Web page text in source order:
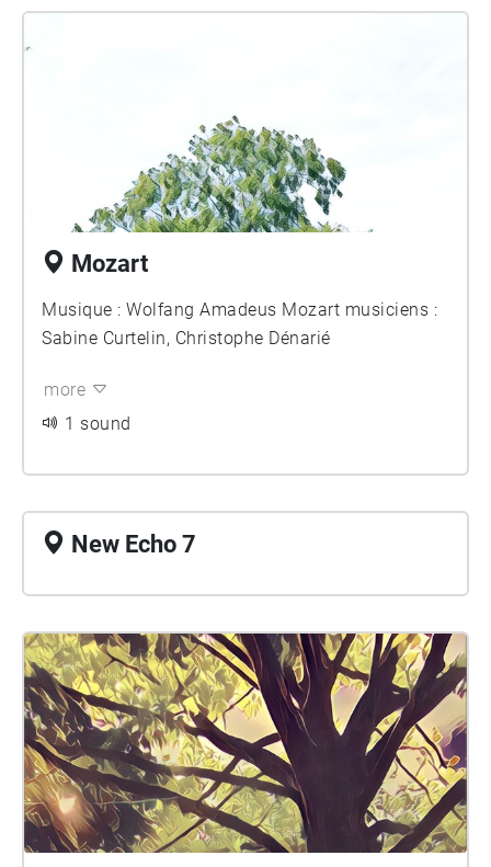
Mozart
Musique : Wolfang Amadeus Mozart musiciens :
Sabine Curtelin, Christophe Dénarié
more
1 sound
New Echo 7